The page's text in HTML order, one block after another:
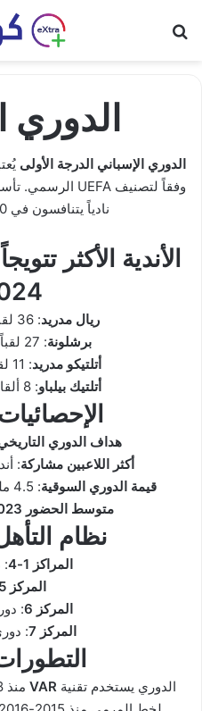
الدوري
الدوري الإسباني الدرجة الأولى
وفقاً لتصنيف UEFA الرسمي. تأسس في
نادياً يتنافسون في 380 مباراة موسمياً.
الأندية الأكثر
ريال مدريد: 36 لقباً (آخرها 2023-2024)
برشلونة: 27 لقباً (آخرها 2022-2023)
أتلتيكو مدريد: 11 لقباً (آخرها 2020-2021)
أتلتيك بيلباو: 8 ألقاب (آخرها 1983-1984)
هداف الدوري
أكثر اللاعبين مشاركة:
قيمة الدوري السوقية: 4.5 مليار يورو (Transfermarkt 2024)
متوسط الحضور 2023-2024
نظام
المراكز 1-4
:
المركز 5
المركز 6
:
المركز 7
:
الدوري يستخدم تقنية VAR منذ 2018-2019 ونظام